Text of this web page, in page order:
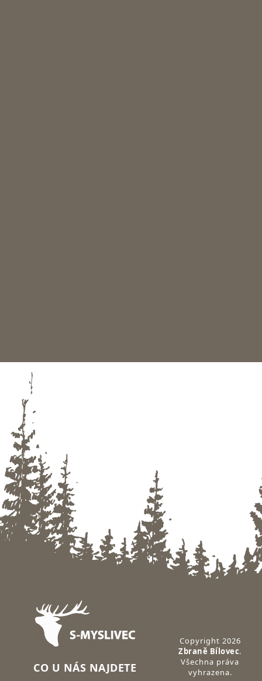
Zápatí
CO U NÁS NAJDETE
Copyright 2026
Zbraně Bílovec.
Všechna práva
vyhrazena.